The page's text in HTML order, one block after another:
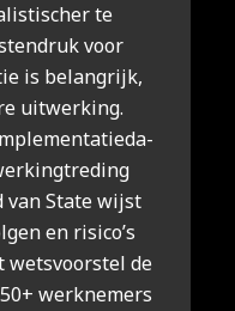
te
voor
is belang­rijk,
uit­wer­king.
van Sta­te wijst
en risico’s
wets­voor­stel de
werk­ne­mers